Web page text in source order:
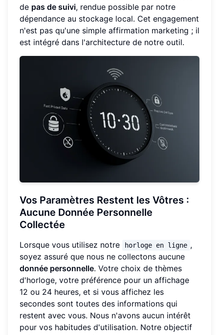
de pas de suivi, rendue possible par notre
dépendance au stockage local. Cet engagement
n'est pas qu'une simple affirmation marketing ; il
est intégré dans l'architecture de notre outil.
Vos Paramètres Restent les Vôtres :
Aucune Donnée Personnelle
Collectée
Lorsque vous utilisez notre horloge en ligne ,
soyez assuré que nous ne collectons aucune
donnée personnelle. Votre choix de thèmes
d'horloge, votre préférence pour un affichage
12 ou 24 heures, et si vous affichez les
secondes sont toutes des informations qui
restent avec vous. Nous n'avons aucun intérêt
pour vos habitudes d'utilisation. Notre objectif